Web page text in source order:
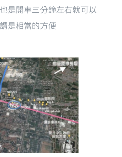
是開車三分鐘左右就可以
是相當的方便